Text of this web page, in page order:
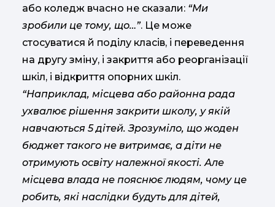
або коледж вчасно не сказали: “Ми
зробили це тому, що…”. Це може
стосуватися й поділу класів, і переведення
на другу зміну, і закриття або реорганізації
шкіл, і відкриття опорних шкіл.
“Наприклад, місцева або районна рада
ухвалює рішення закрити школу, у якій
навчаються 5 дітей. Зрозуміло, що жоден
бюджет такого не витримає, а діти не
отримують освіту належної якості. Але
місцева влада не пояснює людям, чому це
робить, які наслідки будуть для дітей,